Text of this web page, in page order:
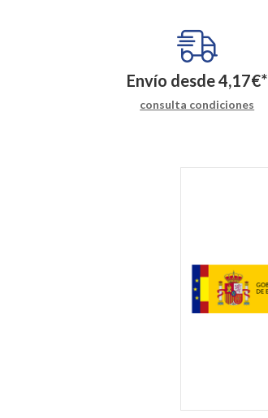
Envío desde4,17€*
consulta condiciones